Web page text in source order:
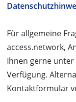
Für allgemeine
access.network,
Ihnen gerne unter
Verfügung.
Kontaktformular